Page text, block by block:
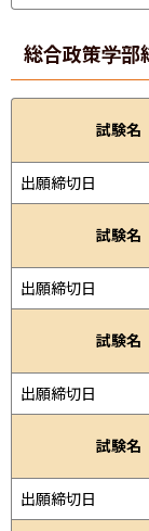
総合政策学部
試験名
出願締切日
試験名
出願締切日
試験名
出願締切日
試験名
出願締切日